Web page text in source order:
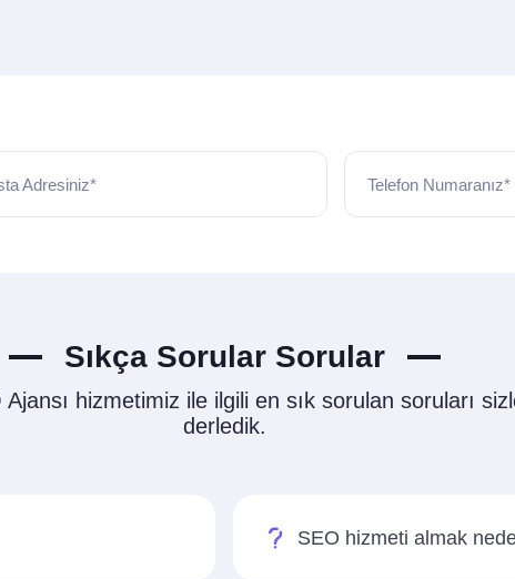
Adresiniz* Telefon Numaranız*
Sıkça Sorular Sorular
hizmetimiz ile ilgili en sık sorulan soruları
derledik.
SEO hizmeti almak